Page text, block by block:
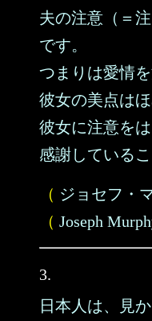
夫の注意（＝
です。
つまりは愛情
彼女の美点は
彼女に注意をは
感謝している
（ ジョセフ・
（ Joseph
3.
日本人は、見